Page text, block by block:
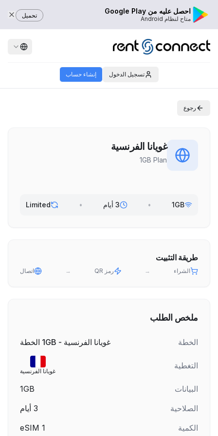
احصل عليه من Google Play
متاح لنظام Android تحميل
تسجيل الدخول إنشاء حساب
رجوع
غويانا الفرنسية
1GB Plan
1GB
• 3 أيام •
Limited
طريقة التثبيت
الشراء → رمز QR → اتصال
ملخص الطلب
الخطة غويانا الفرنسية - 1GB الخطة
التغطية
غويانا الفرنسية
البيانات
1GB
الصلاحية
3 أيام
الكمية
1